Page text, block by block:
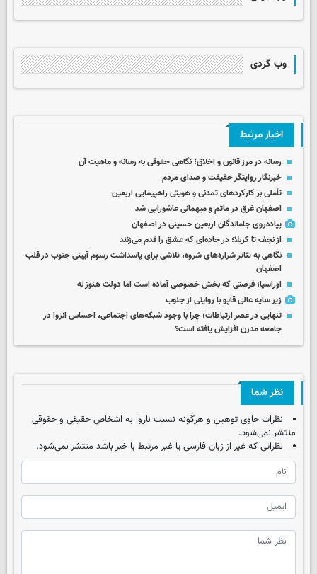
وب گردی
اخبار مرتبط
رسانه در مرز قانون و اخلاق؛ نگاهی حقوقی به رسانه و ماهیت آن
خبرنگار روایتگر حقیقت و صدای مردم
تأملی بر کارکردهای تمدنی و هویتی راهپیمایی اربعین
اصفهان غرق در ماتم و میهمانی عاشورایی شد
پیاده‌روی جاماندگان اربعین حسینی در اصفهان
از نجف تا کربلا؛ در جاده‌ای که عشق را قدم می‌زنند
نگاهی به تئاتر شراره‌های شروه‌، تلاشی برای پاسداشت رسوم آیینی جنوب در قلب
اصفهان
اوراسیا؛ فرصتی که بخش خصوصی آماده است اما دولت هنوز نه
زیر سایه عالی قاپو با روایتی از جنوب
تنهایی در عصر ارتباطات؛ چرا با وجود شبکه‌های اجتماعی، احساس انزوا در
جامعه مدرن افزایش یافته است؟
نظر شما
نظرات حاوی توهین و هرگونه نسبت ناروا به اشخاص حقیقی و حقوقی
منتشر نمی‌شود.
نظراتی که غیر از زبان فارسی یا غیر مرتبط با خبر باشد منتشر نمی‌شود.